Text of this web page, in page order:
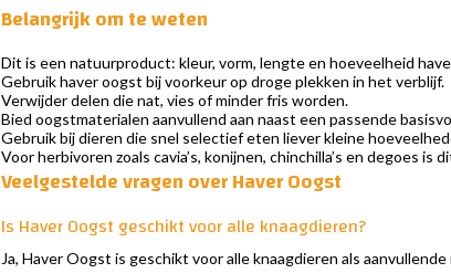
Belangrijk om te weten
Dit is een natuurproduct: kleur, vorm, lengte en hoeveelheid
Gebruik haver oogst bij voorkeur op droge plekken in het verblijf.
Verwijder delen die nat, vies of minder fris worden.
Bied oogstmaterialen aanvullend aan naast een passende
Gebruik bij dieren die snel selectief eten liever kleine
Voor herbivoren zoals cavia’s, konijnen, chinchilla’s en degoes
Veelgestelde vragen over Haver Oogst
Is Haver Oogst geschikt voor alle knaagdieren?
Ja, Haver Oogst is geschikt voor alle knaagdieren als